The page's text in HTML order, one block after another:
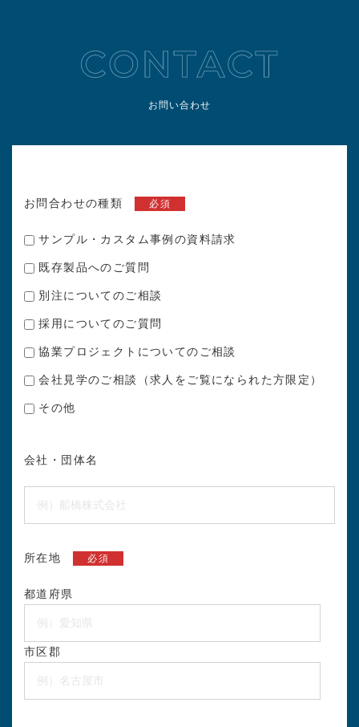
お問い合わせ
お問合わせの種類 必須
サンプル・カスタム事例の資料請求
既存製品へのご質問
別注についてのご相談
採用についてのご質問
協業プロジェクトについてのご相談
会社見学のご相談（求人をご覧になられた方限定）
その他
会社・団体名
所在地 必須
都道府県
市区郡